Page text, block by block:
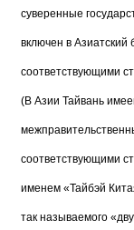
суверенные
включен в Азиатский
соответствующими
(В Азии Тайвань
соответствующими
именем «Тайбэй
так называемого